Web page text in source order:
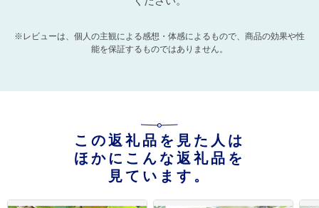
※レビューは、個人の主観による感想・体感によるもので、商品の効果や性
能を保証するものではありません。
この返礼品を見た人は
ほかにこんな返礼品を
見ています。